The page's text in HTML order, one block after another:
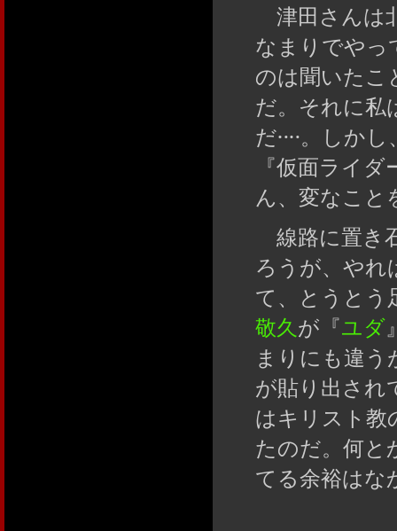
津田さんは
なまりでやっ
のは聞いたこ
だ。それに私
だ‥‥。しか
『仮面ライ
ん、変なこと
線路に置き
ろうが、やれ
て、とうとう
敬久が『ユダ
まりにも違
が貼り出され
はキリスト教
たのだ。何と
てる余裕はな